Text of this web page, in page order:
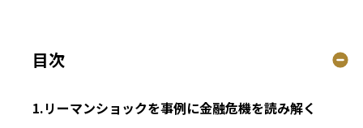
目次
1.リーマンショックを事例に金融危機を読み解く